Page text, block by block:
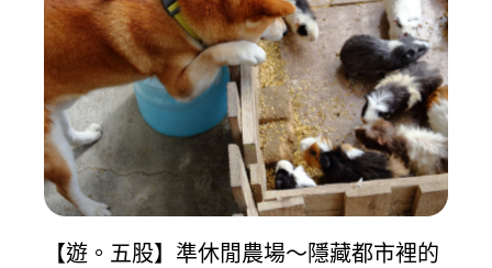
【遊。五股】準休閒農場〜隱藏都市裡的